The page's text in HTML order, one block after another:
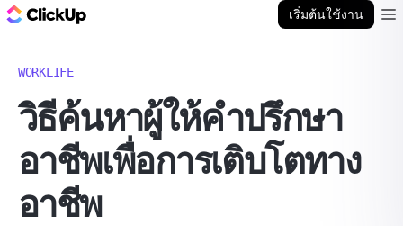
เริ่มต้นใช้งาน
WORKLIFE
วิธีค้นหาผู้ให้คำปรึกษา
อาชีพเพื่อการเติบโตทาง
อาชีพ